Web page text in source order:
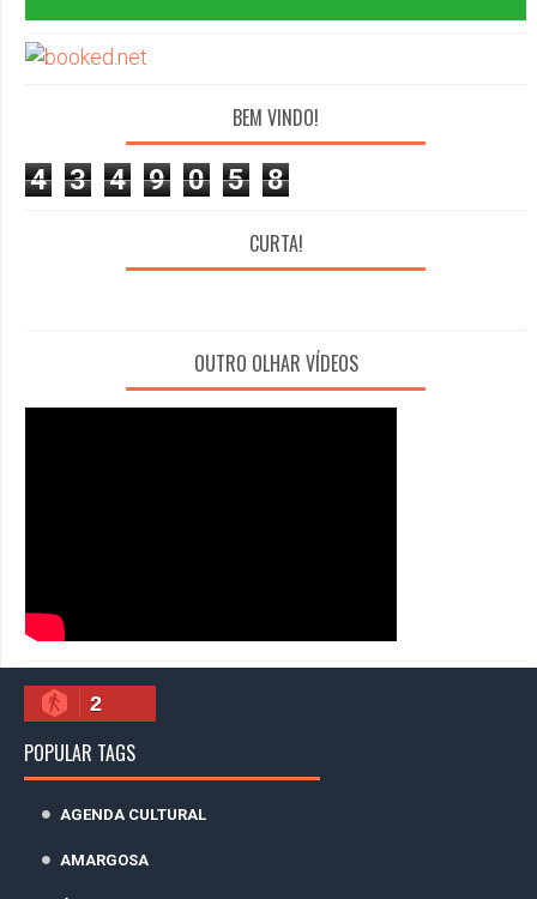
BEM VINDO!
4 3 4 9 0 5 8
CURTA!
OUTRO OLHAR VÍDEOS
2
POPULAR TAGS
AGENDA CULTURAL
AMARGOSA